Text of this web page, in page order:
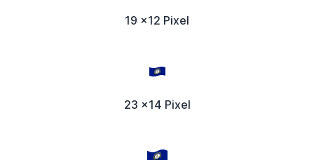
19 x12 Pixel
23 x14 Pixel